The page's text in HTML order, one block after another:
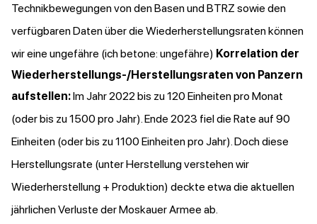
Technikbewegungen von den Basen und BTRZ sowie den
verfügbaren Daten über die Wiederherstellungsraten können
wir eine ungefähre (ich betone: ungefähre) Korrelation der
Wiederherstellungs-/Herstellungsraten von Panzern
aufstellen:Im Jahr 2022 bis zu 120 Einheiten pro Monat
(oder bis zu 1500 pro Jahr). Ende 2023 fiel die Rate auf 90
Einheiten (oder bis zu 1100 Einheiten pro Jahr). Doch diese
Herstellungsrate (unter Herstellung verstehen wir
Wiederherstellung + Produktion) deckte etwa die aktuellen
jährlichen Verluste der Moskauer Armee ab.